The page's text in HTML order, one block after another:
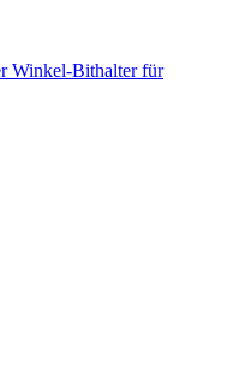
Winkel-Bithalter für